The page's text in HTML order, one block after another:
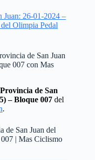
Juan: 26-01-2024 –
Olimpia Pedal
de San Juan
007 con Mas
de San
– Bloque 007 del
.
de San Juan del
| Mas Ciclismo